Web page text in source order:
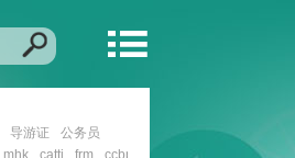
导游证
公务员
mhk catti frm ccbp